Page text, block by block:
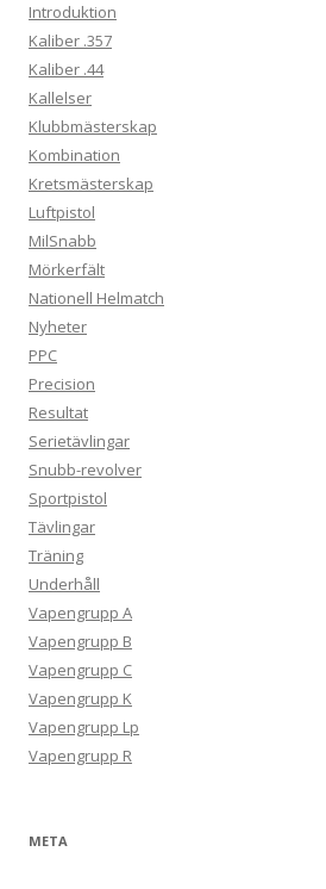
Introduktion
Kaliber .357
Kaliber .44
Kallelser
Klubbmästerskap
Kombination
Kretsmästerskap
Luftpistol
MilSnabb
Mörkerfält
Nationell Helmatch
Nyheter
PPC
Precision
Resultat
Serietävlingar
Snubb-revolver
Sportpistol
Tävlingar
Träning
Underhåll
Vapengrupp A
Vapengrupp B
Vapengrupp C
Vapengrupp K
Vapengrupp Lp
Vapengrupp R
META